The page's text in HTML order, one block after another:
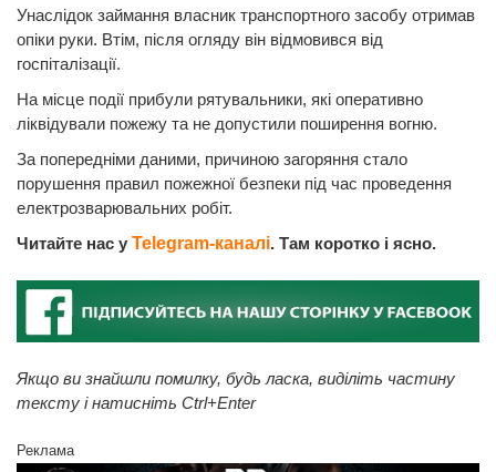
Унаслідок займання власник транспортного засобу отримав
опіки руки. Втім, після огляду він відмовився від
госпіталізації.
На місце події прибули рятувальники, які оперативно
ліквідували пожежу та не допустили поширення вогню.
За попередніми даними, причиною загоряння стало
порушення правил пожежної безпеки під час проведення
електрозварювальних робіт.
Читайте нас у Telegram-каналі. Там коротко і ясно.
Якщо ви знайшли помилку, будь ласка, виділіть частину
тексту і натисніть Ctrl+Enter
Реклама